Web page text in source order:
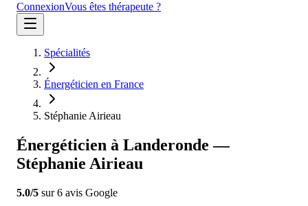
ConnexionVous êtes thérapeute ?
Spécialités
Énergéticien en France
Stéphanie Airieau
Énergéticien à Landeronde —
Stéphanie Airieau
5.0/5 sur6 avis Google